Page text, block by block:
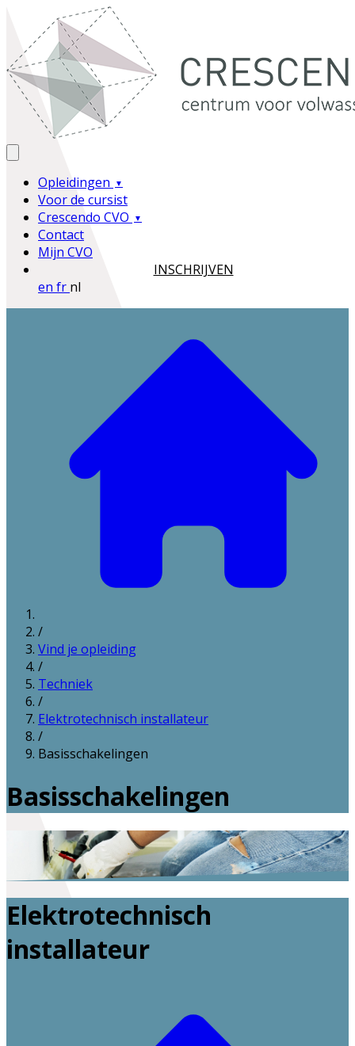
Opleidingen
Voor de cursist
Crescendo CVO
Contact
Mijn CVO
INSCHRIJVEN
en fr nl
/
Vind je opleiding
/
Techniek
/
Elektrotechnisch installateur
/
Basisschakelingen
Basisschakelingen
Elektrotechnisch
installateur